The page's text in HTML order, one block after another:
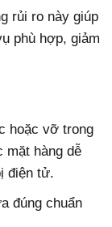
rủi ro này giúp
phù hợp, giảm
hoặc vỡ trong
mặt hàng dễ
điện tử.
đúng chuẩn